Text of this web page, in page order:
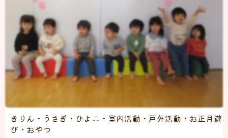
きりん・うさぎ・ひよこ・室内活動・戸外活動・お正月遊
び・おやつ